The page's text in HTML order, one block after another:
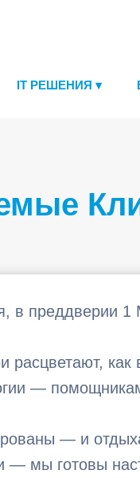
IT РЕШЕНИЯ ▾
в преддверии 1
расцветают,
—
— и
— мы готовы